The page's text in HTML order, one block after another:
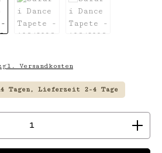
Versandkosten
Tagen, Lieferzeit 2-4 Tage
Gib den gewünschten